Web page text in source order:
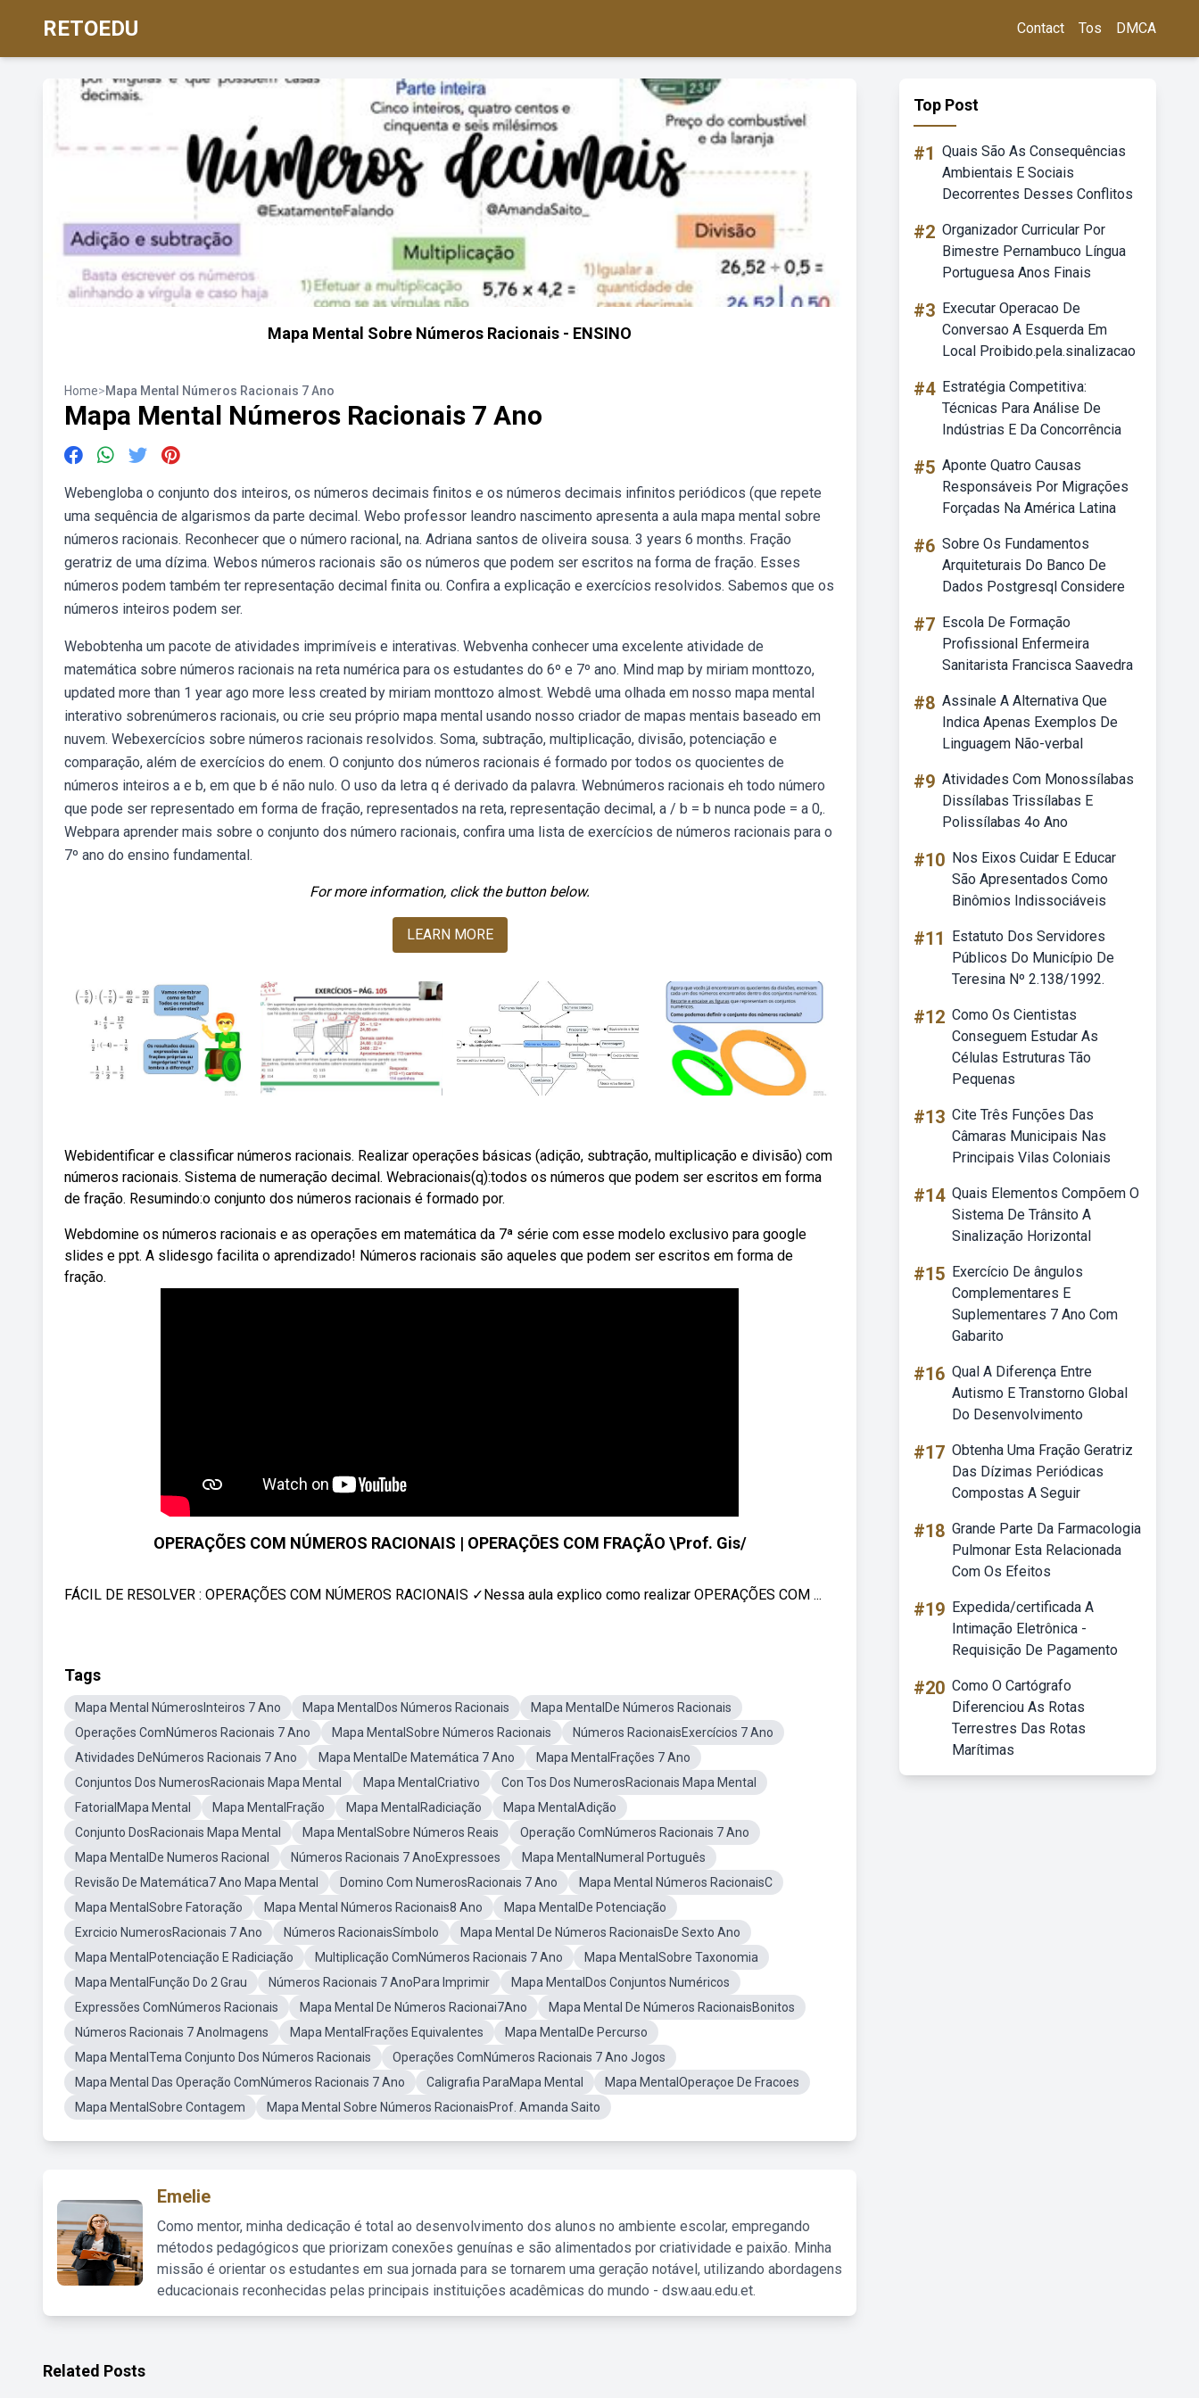
RETOEDU Contact Tos DMCA
Mapa Mental Sobre Números Racionais - ENSINO
Home>Mapa Mental Números Racionais 7 Ano
Mapa Mental Números Racionais 7 Ano
Webengloba o conjunto dos inteiros, os números decimais finitos e os números decimais infinitos periódicos (que repete
uma sequência de algarismos da parte decimal. Webo professor leandro nascimento apresenta a aula mapa mental sobre
números racionais. Reconhecer que o número racional, na. Adriana santos de oliveira sousa. 3 years 6 months. Fração
geratriz de uma dízima. Webos números racionais são os números que podem ser escritos na forma de fração. Esses
números podem também ter representação decimal finita ou. Confira a explicação e exercícios resolvidos. Sabemos que os
números inteiros podem ser.
Webobtenha um pacote de atividades imprimíveis e interativas. Webvenha conhecer uma excelente atividade de
matemática sobre números racionais na reta numérica para os estudantes do 6º e 7º ano. Mind map by miriam monttozo,
updated more than 1 year ago more less created by miriam monttozo almost. Webdê uma olhada em nosso mapa mental
interativo sobrenúmeros racionais, ou crie seu próprio mapa mental usando nosso criador de mapas mentais baseado em
nuvem. Webexercícios sobre números racionais resolvidos. Soma, subtração, multiplicação, divisão, potenciação e
comparação, além de exercícios do enem. O conjunto dos números racionais é formado por todos os quocientes de
números inteiros a e b, em que b é não nulo. O uso da letra q é derivado da palavra. Webnúmeros racionais eh todo número
que pode ser representado em forma de fração, representados na reta, representação decimal, a / b = b nunca pode = a 0,.
Webpara aprender mais sobre o conjunto dos número racionais, confira uma lista de exercícios de números racionais para o
7º ano do ensino fundamental.
For more information, click the button below.
LEARN MORE
Webidentificar e classificar números racionais. Realizar operações básicas (adição, subtração, multiplicação e divisão) com
números racionais. Sistema de numeração decimal. Webracionais(q):todos os números que podem ser escritos em forma
de fração. Resumindo:o conjunto dos números racionais é formado por.
Webdomine os números racionais e as operações em matemática da 7ª série com esse modelo exclusivo para google
slides e ppt. A slidesgo facilita o aprendizado! Números racionais são aqueles que podem ser escritos em forma de
fração.
OPERAÇÕES COM NÚMEROS RACIONAIS | OPERAÇŌES COM FRAÇÃO \Prof. Gis/
FÁCIL DE RESOLVER : OPERAÇÕES COM NÚMEROS RACIONAIS ✓Nessa aula explico como realizar OPERAÇÕES COM ...
Tags
Mapa Mental NúmerosInteiros 7 Ano Mapa MentalDos Números Racionais
Mapa MentalDe Números Racionais
Operações ComNúmeros Racionais 7 Ano
Mapa MentalSobre Números Racionais
Números RacionaisExercícios 7 Ano
Atividades DeNúmeros Racionais 7 Ano
Mapa MentalDe Matemática 7 Ano
Mapa MentalFrações 7 Ano
Conjuntos Dos NumerosRacionais Mapa Mental
Mapa MentalCriativo
Con Tos Dos NumerosRacionais Mapa Mental
FatorialMapa Mental
Mapa MentalFração Mapa MentalRadiciação
Mapa MentalAdição
Conjunto DosRacionais Mapa Mental
Mapa MentalSobre Números Reais
Operação ComNúmeros Racionais 7 Ano
Mapa MentalDe Numeros Racional
Números Racionais 7 AnoExpressoes
Mapa MentalNumeral Português
Revisão De Matemática7 Ano Mapa Mental
Domino Com NumerosRacionais 7 Ano
Mapa Mental Números RacionaisC
Mapa MentalSobre Fatoração
Mapa Mental Números Racionais8 Ano
Mapa MentalDe Potenciação
Exrcicio NumerosRacionais 7 Ano
Números RacionaisSímbolo
Mapa Mental De Números RacionaisDe Sexto Ano
Mapa MentalPotenciação E Radiciação
Multiplicação ComNúmeros Racionais 7 Ano
Mapa MentalSobre Taxonomia
Mapa MentalFunção Do 2 Grau
Números Racionais 7 AnoPara Imprimir
Mapa MentalDos Conjuntos Numéricos
Expressões ComNúmeros Racionais
Mapa Mental De Números Racionai7Ano
Mapa Mental De Números RacionaisBonitos
Números Racionais 7 AnoImagens
Mapa MentalFrações Equivalentes
Mapa MentalDe Percurso
Mapa MentalTema Conjunto Dos Números Racionais
Operações ComNúmeros Racionais 7 Ano Jogos
Mapa Mental Das Operação ComNúmeros Racionais 7 Ano
Caligrafia ParaMapa Mental
Mapa MentalOperaçoe De Fracoes
Mapa MentalSobre Contagem
Mapa Mental Sobre Números RacionaisProf. Amanda Saito
Emelie
Como mentor, minha dedicação é total ao desenvolvimento dos alunos no ambiente escolar, empregando
métodos pedagógicos que priorizam conexões genuínas e são alimentados por criatividade e paixão. Minha
missão é orientar os estudantes em sua jornada para se tornarem uma geração notável, utilizando abordagens
educacionais reconhecidas pelas principais instituições acadêmicas do mundo - dsw.aau.edu.et.
Top Post
#1 Quais São As Consequências
Ambientais E Sociais
Decorrentes Desses Conflitos
#2 Organizador Curricular Por
Bimestre Pernambuco Língua
Portuguesa Anos Finais
#3 Executar Operacao De
Conversao A Esquerda Em
Local Proibido.pela.sinalizacao
#4 Estratégia Competitiva:
Técnicas Para Análise De
Indústrias E Da Concorrência
#5 Aponte Quatro Causas
Responsáveis Por Migrações
Forçadas Na América Latina
#6 Sobre Os Fundamentos
Arquiteturais Do Banco De
Dados Postgresql Considere
#7 Escola De Formação
Profissional Enfermeira
Sanitarista Francisca Saavedra
#8 Assinale A Alternativa Que
Indica Apenas Exemplos De
Linguagem Não-verbal
#9 Atividades Com Monossílabas
Dissílabas Trissílabas E
Polissílabas 4o Ano
#10 Nos Eixos Cuidar E Educar
São Apresentados Como
Binômios Indissociáveis
#11
Estatuto Dos Servidores
Públicos Do Município De
Teresina Nº 2.138/1992.
#12 Como Os Cientistas
Conseguem Estudar As
Células Estruturas Tão
Pequenas
#13 Cite Três Funções Das
Câmaras Municipais Nas
Principais Vilas Coloniais
#14 Quais Elementos Compõem O
Sistema De Trânsito A
Sinalização Horizontal
#15 Exercício De ângulos
Complementares E
Suplementares 7 Ano Com
Gabarito
#16 Qual A Diferença Entre
Autismo E Transtorno Global
Do Desenvolvimento
#17 Obtenha Uma Fração Geratriz
Das Dízimas Periódicas
Compostas A Seguir
#18 Grande Parte Da Farmacologia
Pulmonar Esta Relacionada
Com Os Efeitos
#19 Expedida/certificada A
Intimação Eletrônica -
Requisição De Pagamento
#20 Como O Cartógrafo
Diferenciou As Rotas
Terrestres Das Rotas
Marítimas
Related Posts